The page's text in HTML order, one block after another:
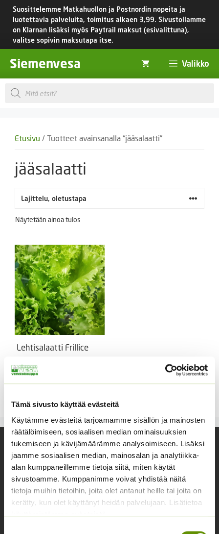
Tämä sivusto käyttää evästeitä
Käytämme evästeitä tarjoamamme sisällön ja mainosten
räätälöimiseen, sosiaalisen median ominaisuuksien
tukemiseen ja kävijämäärämme analysoimiseen. Lisäksi
jaamme sosiaalisen median, mainosalan ja analytiikka-
alan kumppaneillemme tietoja siitä, miten käytät
sivustoamme. Kumppanimme voivat yhdistää näitä
tietoja muihin tietoihin, joita olet antanut heille tai joita on
kerätty, kun olet käyttänyt heidän palvelujaan. Lisätietoa
käyttämistämme evästeistä
Siirry
sisältöön
Suosittelemme Matkahuollon ja Postnordin nopeita ja
luotettavia palveluita, toimitus alkaen 3,99. Sivustollamme
on Klarnan lisäksi myös Paytrail maksut (esivalittuna),
valitse sopivin maksutapa itse.
Siemenvesa Valikko
Products
search
Etusivu / Tuotteet avainsanalla “jääsalaatti”
jääsalaatti
Näytetään ainoa tulos
Lehtisalaatti Frillice
Rapea, kestävä, jääfrisee-
salaatti, pilleröity siemen.
-
179,00 €
Yhteystiedot
Asiakaspalvelu avoinna arkisin klo 10-17
02 631 9700
info@siemenvesa.fi